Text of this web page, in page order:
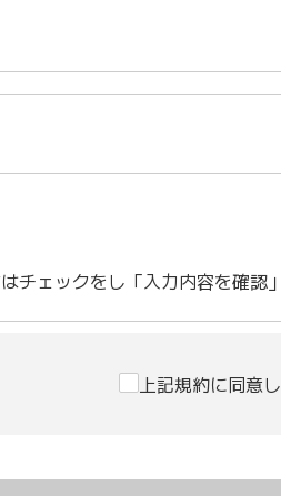
チェックをし「入力内容を確認
上記規約に同意